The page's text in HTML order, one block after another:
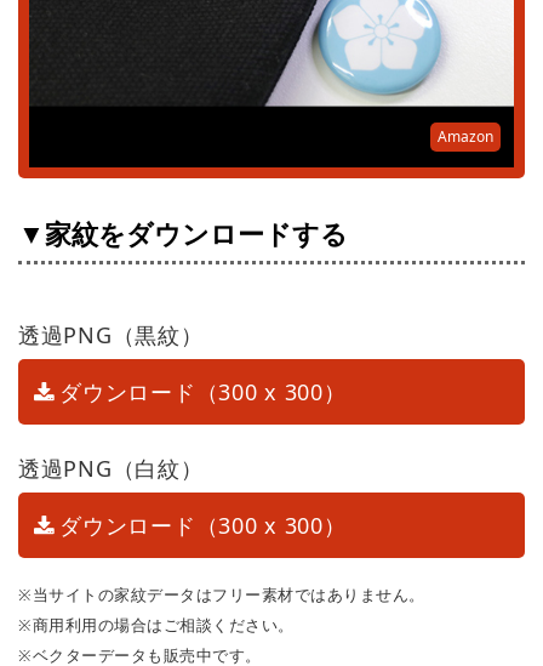
Amazon
▼家紋をダウンロードする
透過PNG（黒紋）
ダウンロード（300 x 300）
透過PNG（白紋）
ダウンロード（300 x 300）
※当サイトの家紋データはフリー素材ではありません。
※商用利用の場合はご相談ください。
※ベクターデータも販売中です。